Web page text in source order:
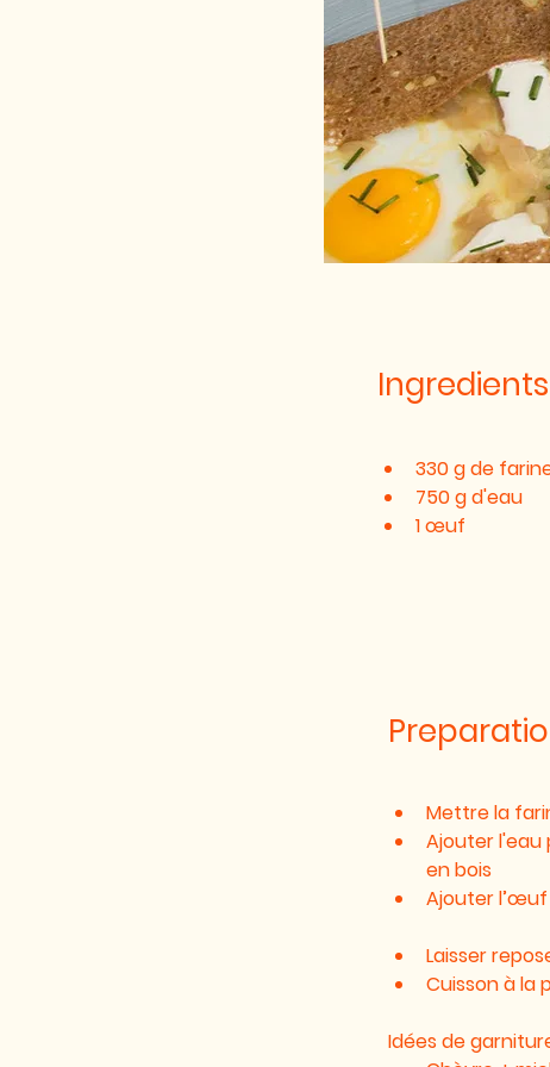
Ingredients
330 g de
750 g d'eau
1 œuf
Mettre la
Ajouter l'eau
en bois
Ajouter
Laisser
Cuisson à la
Idées de